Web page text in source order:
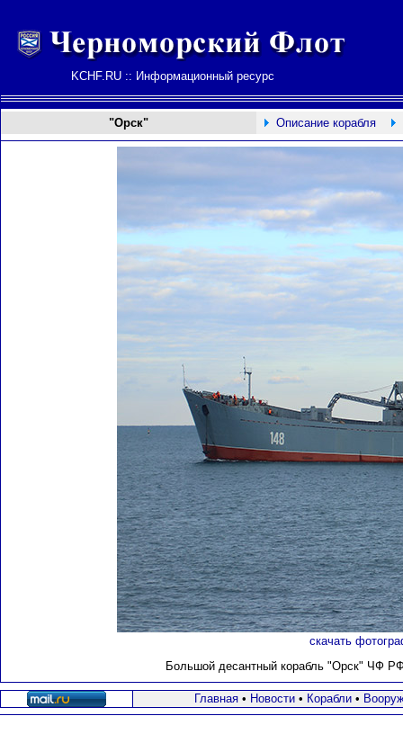
KCHF.RU :: Информационный ресурс
"Орск" Описание корабля
скачать
Большой десантный корабль "Орск" ЧФ
Главная• Новости• Корабли•